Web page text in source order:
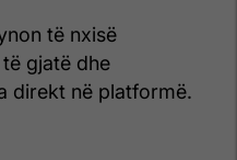
të nxisë
gjatë dhe
direkt në platformë.